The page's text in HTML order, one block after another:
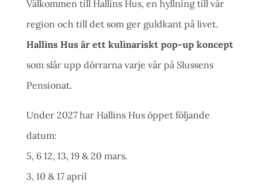
Välkommen till Hallins Hus, en hyllning till vår
region och till det som ger guldkant på livet.
Hallins Hus är ett kulinariskt pop-up koncept
som slår upp dörrarna varje vår på Slussens
Pensionat.
Under 2027 har Hallins Hus öppet följande
datum:
5, 6 12, 13, 19 & 20 mars.
3, 10 & 17 april